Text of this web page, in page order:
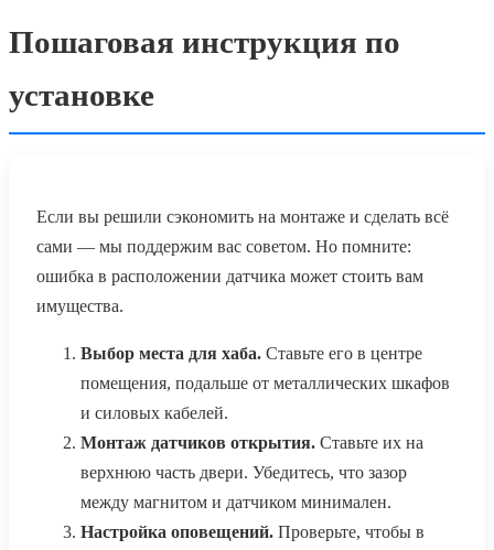
Пошаговая инструкция по
установке
Если вы решили сэкономить на монтаже и сделать всё
сами — мы поддержим вас советом. Но помните:
ошибка в расположении датчика может стоить вам
имущества.
Выбор места для хаба. Ставьте его в центре
помещения, подальше от металлических шкафов
и силовых кабелей.
Монтаж датчиков открытия. Ставьте их на
верхнюю часть двери. Убедитесь, что зазор
между магнитом и датчиком минимален.
Настройка оповещений. Проверьте, чтобы в